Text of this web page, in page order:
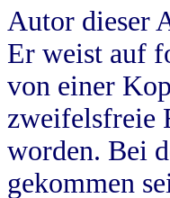
Autor dieser
Er weist auf
von einer
zweifelsfreie
worden. Bei
gekommen